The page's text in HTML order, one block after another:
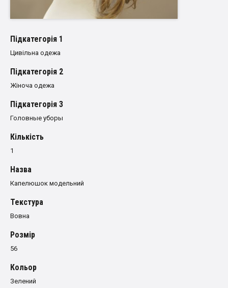
Пiдкатегорiя 1
Цивільна одежа
Пiдкатегорiя 2
Жіноча одежа
Пiдкатегорiя 3
Головные уборы
Кількість
1
Назва
Капелюшок модельний
Текстура
Вовна
Розмiр
56
Кольор
Зелений